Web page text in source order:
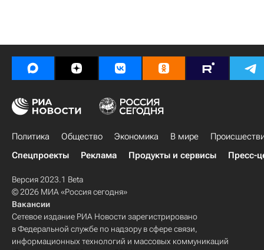
Политика Общество Экономика В мире
Спецпроекты
Реклама Продукты и сервисы Пресс-
Версия 2023.1 Beta
© 2026 МИА «Россия сегодня»
Вакансии
Сетевое издание РИА Новости зарегистрировано
в Федеральной службе по надзору в сфере связи,
информационных технологий и массовых коммуникаций